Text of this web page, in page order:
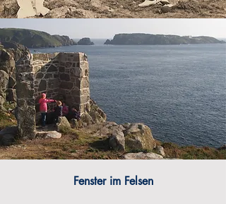
Fenster im Felsen